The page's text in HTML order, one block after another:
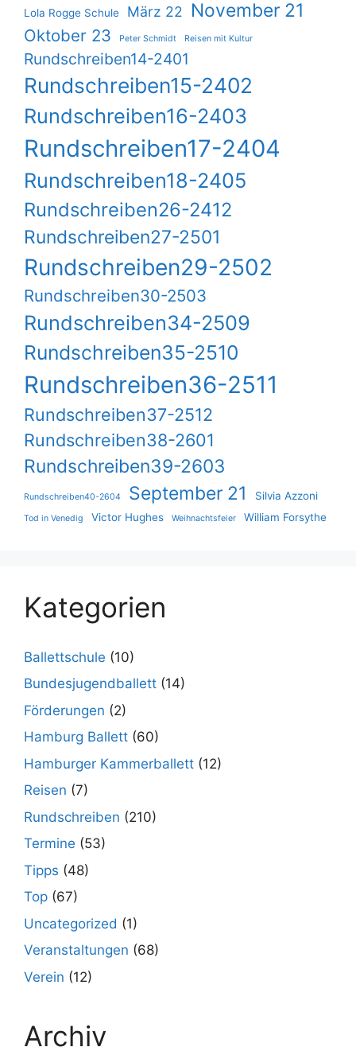
Lola Rogge Schule März 22 November 21
Oktober 23 Peter Schmidt Reisen mit Kultur
Rundschreiben14-2401
Rundschreiben15-2402
Rundschreiben16-2403
Rundschreiben17-2404
Rundschreiben18-2405
Rundschreiben26-2412
Rundschreiben27-2501
Rundschreiben29-2502
Rundschreiben30-2503
Rundschreiben34-2509
Rundschreiben35-2510
Rundschreiben36-2511
Rundschreiben37-2512
Rundschreiben38-2601
Rundschreiben39-2603
Rundschreiben40-2604 September 21 Silvia Azzoni
Tod in Venedig Victor Hughes Weihnachtsfeier William Forsythe
Kategorien
Ballettschule (10)
Bundesjugendballett (14)
Förderungen (2)
Hamburg Ballett (60)
Hamburger Kammerballett (12)
Reisen (7)
Rundschreiben (210)
Termine (53)
Tipps (48)
Top (67)
Uncategorized (1)
Veranstaltungen (68)
Verein (12)
Archiv